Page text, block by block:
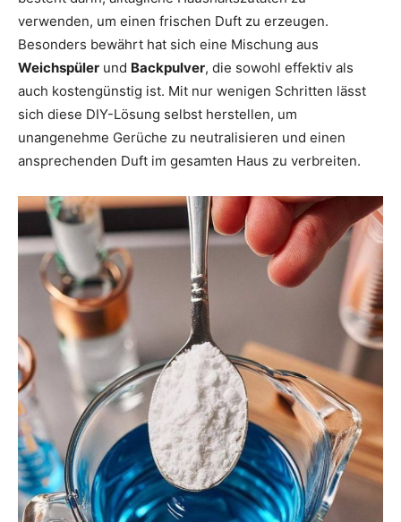
verwenden, um einen frischen Duft zu erzeugen.
Besonders bewährt hat sich eine Mischung aus
Weichspüler und Backpulver, die sowohl effektiv als
auch kostengünstig ist. Mit nur wenigen Schritten lässt
sich diese DIY-Lösung selbst herstellen, um
unangenehme Gerüche zu neutralisieren und einen
ansprechenden Duft im gesamten Haus zu verbreiten.